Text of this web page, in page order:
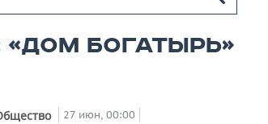
богатырь»
27 июн, 00:00